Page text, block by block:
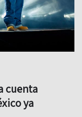
cuenta
ya